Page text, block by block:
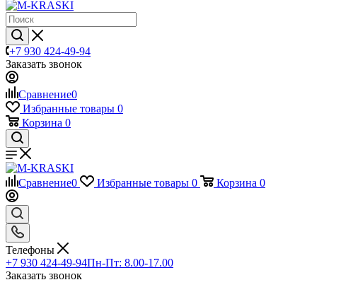
+7 930 424-49-94
Заказать звонок
Сравнение0
Избранные товары 0
Корзина 0
Сравнение0 Избранные товары 0 Корзина 0
Телефоны
+7 930 424-49-94Пн-Пт: 8.00-17.00
Заказать звонок